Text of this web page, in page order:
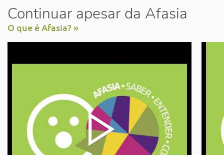
Continuar apesar da Afasia
O que é Afasia? »